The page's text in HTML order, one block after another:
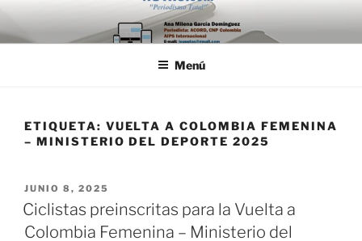
Saltar
al
contenido
Menú
ETIQUETA: VUELTA A COLOMBIA FEMENINA
– MINISTERIO DEL DEPORTE 2025
PUBLICADO
EL
JUNIO 8, 2025
Ciclistas preinscritas para la Vuelta a
Colombia Femenina – Ministerio del